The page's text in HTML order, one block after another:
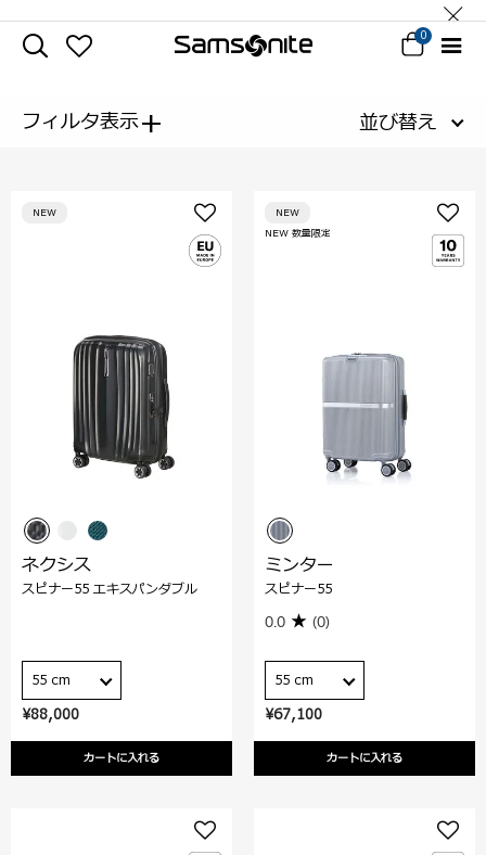
0
フィルタ表示+ 並び替え
¥88,000
カートに入れる
NEW
ネクシス
スピナー55 エキスパンダブル
55 cm
¥67,100
カートに入れる
NEW 数量限定
NEW
ミンター
スピナー55
0.0 (0)
55 cm